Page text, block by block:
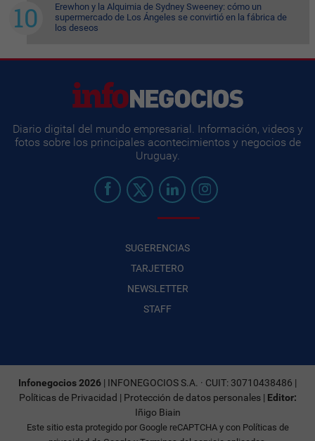
Erewhon y la Alquimia de Sydney Sweeney: cómo un
supermercado de Los Ángeles se convirtió en la fábrica de
los deseos
Diario digital del mundo empresarial. Información, videos y
fotos sobre los principales acontecimientos y negocios de
Uruguay.
SUGERENCIAS
TARJETERO
NEWSLETTER
STAFF
Infonegocios 2026 | INFONEGOCIOS S.A. · CUIT: 30710438486 |
Políticas de Privacidad | Protección de datos personales| Editor:
Iñigo Biain
Este sitio esta protegido por Google reCAPTCHA y con Políticas de